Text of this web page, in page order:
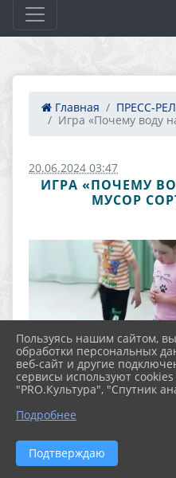
Главная
ПРЕСС-
Игра «Почему воду
20.06.2024 03:47
ИГРА «ПОЧЕМУ
МУСОР
Пользуясь нашим сайтом,
обработки персональных
веб-сайт и другие
сервисы используют cookies
"PRO.Культура", "Спутник
Подробнее
Подтверждаю